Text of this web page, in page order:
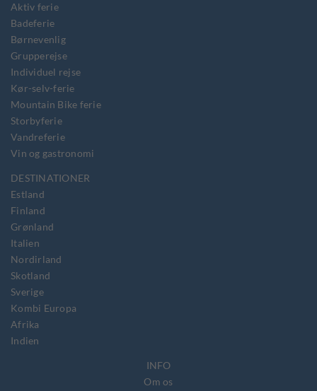
Aktiv ferie
Badeferie
Børnevenlig
Grupperejse
Individuel rejse
Kør-selv-ferie
Mountain Bike ferie
Storbyferie
Vandreferie
Vin og gastronomi
DESTINATIONER
Estland
Finland
Grønland
Italien
Nordirland
Skotland
Sverige
Kombi Europa
Afrika
Indien
INFO
Om os